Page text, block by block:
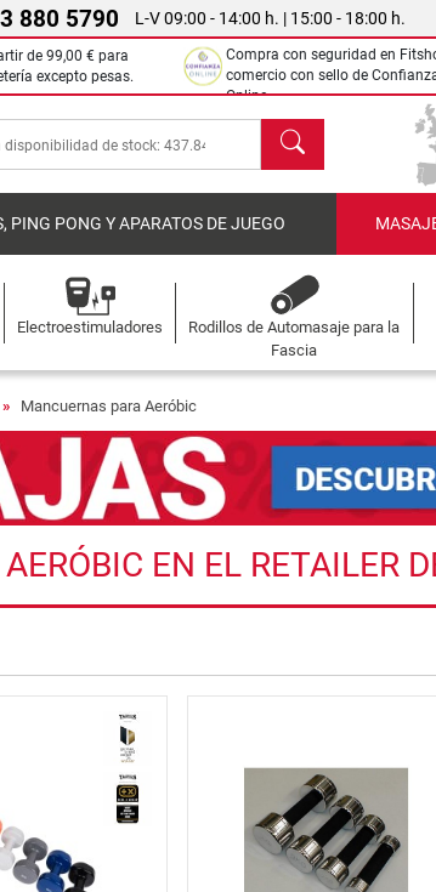
880 5790 L-V 09:00 - 14:00 h. | 15:00 - 18:00 h.
de 99,00 € para
excepto pesas.
Compra con seguridad en
comercio con sello de
Online.
Buscar
PING PONG Y APARATOS DE JUEGO
Electroestimuladores
Rodillos de Automasaje para la
Fascia
Mancuernas para Aeróbic
EN EL RETAILER